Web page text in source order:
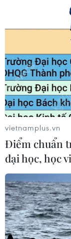
vietnamplus.vn
Điểm chuẩn
đại học, học